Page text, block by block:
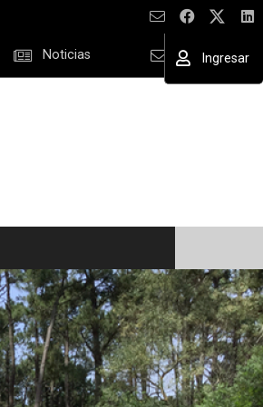
Ingresar
Noticias Contacto